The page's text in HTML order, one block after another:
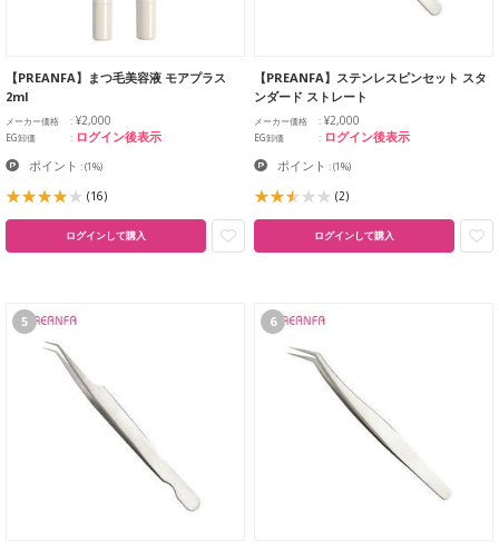
【PREANFA】まつ毛美容液 モアプラス
2ml
メーカー価格 ¥2,000
EG卸価 ログイン後表示
ポイント :(1%)
(16)
ログインして購入
【PREANFA】ステンレスピンセット スタ
ンダード ストレート
メーカー価格 ¥2,000
EG卸価 ログイン後表示
ポイント :(1%)
(2)
ログインして購入
5 6